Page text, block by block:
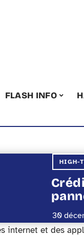
FLASH INFO
HIGH-
30
internet et des